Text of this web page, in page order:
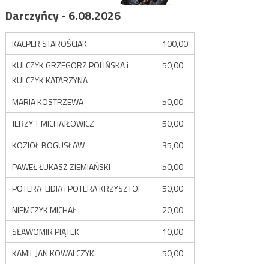
Darczyńcy - 6.08.2026
KACPER STAROŚCIAK
100,00
KULCZYK GRZEGORZ POLIŃSKA i
KULCZYK KATARZYNA
50,00
MARIA KOSTRZEWA
50,00
JERZY T MICHAJŁOWICZ
50,00
KOZIOŁ BOGUSŁAW
35,00
PAWEŁ ŁUKASZ ZIEMIAŃSKI
50,00
POTERA LIDIA i POTERA KRZYSZTOF
50,00
NIEMCZYK MICHAŁ
20,00
SŁAWOMIR PIĄTEK
10,00
KAMIL JAN KOWALCZYK
50,00